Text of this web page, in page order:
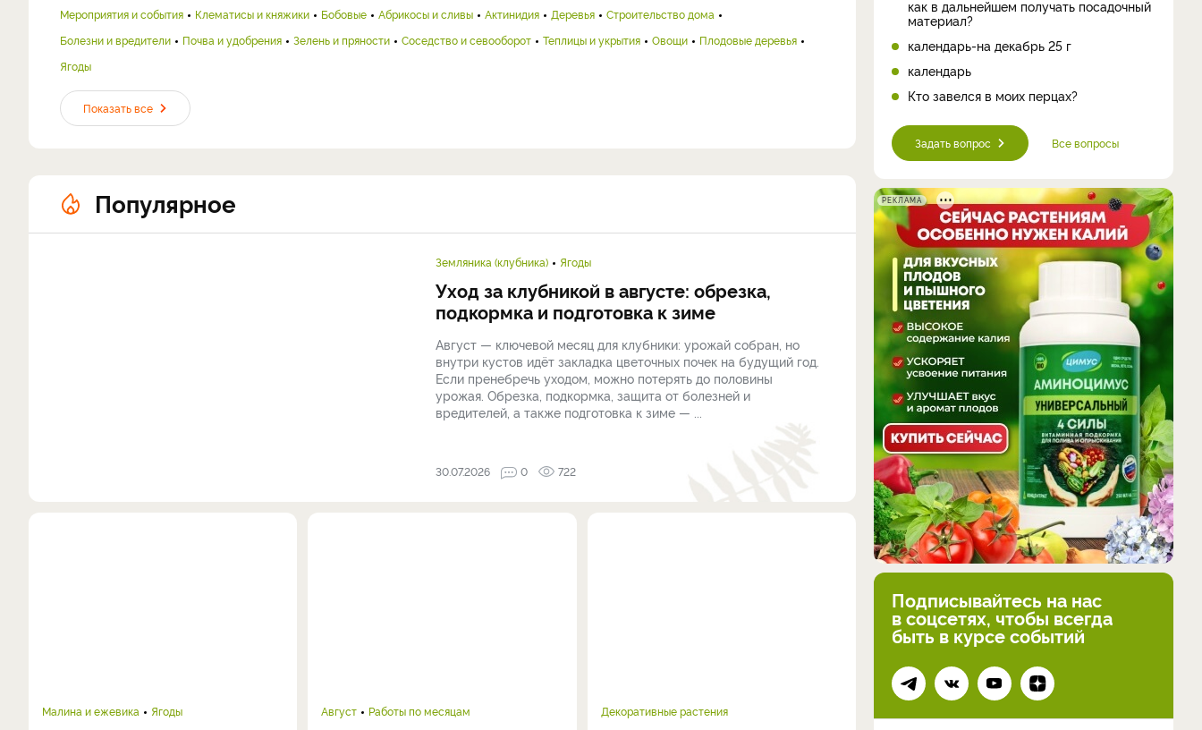
Мероприятия и события
Клематисы и княжики Бобовые Абрикосы и сливы Актинидия Деревья
Строительство дома
Болезни и вредители
Почва и удобрения Зелень и пряности Соседство и севооборот Теплицы и укрытия Овощи
Плодовые деревья
Ягоды
Показать все
Популярное
Земляника (клубника) Ягоды
Уход за клубникой в августе: обрезка,
подкормка и подготовка к зиме
Август — ключевой месяц для клубники: урожай собран, но
внутри кустов идёт закладка цветочных почек на будущий год.
Если пренебречь уходом, можно потерять до половины
урожая. Обрезка, подкормка, защита от болезней и
вредителей, а также подготовка к зиме — ...
30.07.2026 0 722
Малина и ежевика Ягоды Август Работы по месяцам Декоративные растения
как в дальнейшем получать посадочный
материал?
календарь-на декабрь 25 г
календарь
Кто завелся в моих перцах?
Задать вопрос Все вопросы
РЕКЛАМА
Подписывайтесь на нас
в соцсетях, чтобы всегда
быть в курсе событий